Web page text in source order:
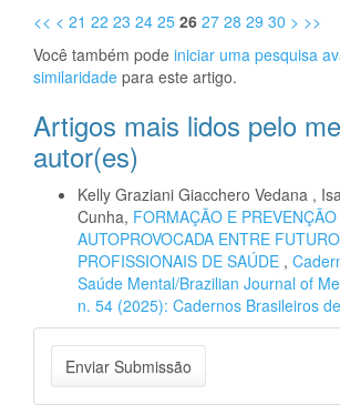
<< < 21 22 23 24 25 26 27 28 29 30 > >>
Você também pode iniciar uma pesquisa
similaridade para este artigo.
Artigos mais lidos pelo
autor(es)
Kelly Graziani Giacchero Vedana ,
Cunha, FORMAÇÃO E
AUTOPROVOCADA ENTRE
PROFISSIONAIS DE SAÚDE ,
Saúde Mental/Brazilian Journal of
n. 54 (2025): Cadernos Brasileiros
Enviar
Submissão
Enviar Submissão